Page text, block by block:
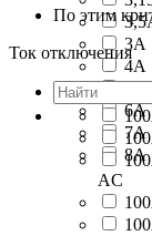
3А
4А
5А
6А
7А
8А
По этим
Ток отключения
AC